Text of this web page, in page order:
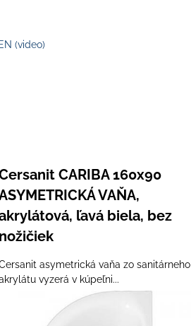
(video)
CARIBA 160x90
VAŇA,
ľavá biela, bez
nožičiek
asymetrická vaňa zo sanitárneho
vyzerá v kúpeľni...